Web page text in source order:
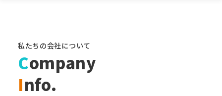
私たちの会社について
Company
Info.